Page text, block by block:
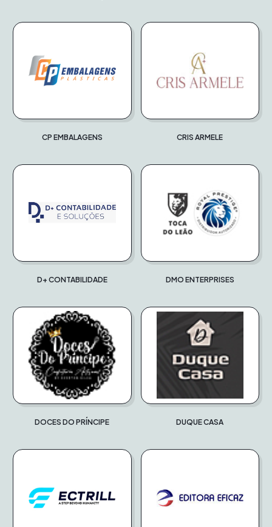
CP EMBALAGENS CRIS ARMELE
D+ CONTABILIDADE DMO ENTERPRISES
DOCES DO PRÍNCIPE DUQUE CASA